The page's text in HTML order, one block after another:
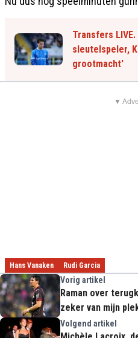
Transfers
sleutelspeler,
grootmacht'
▼
Hans Vanaken Rudi Garcia
Vorig artikel
Raman over
zeker van mijn
Volgend artikel